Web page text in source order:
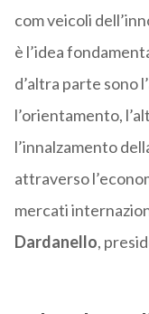
com veicoli
è l’idea
d’altra parte sono
l’orientamento,
l’innalzamento
attraverso
mercati
Dardanello,